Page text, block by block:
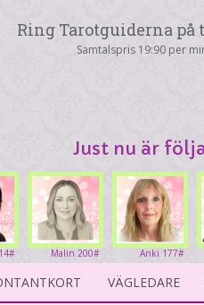
Ring Tarotguiderna på
Samtalspris 19:90 per
Just nu är
Anki 177#
Malin 200#
VÄGLEDARE